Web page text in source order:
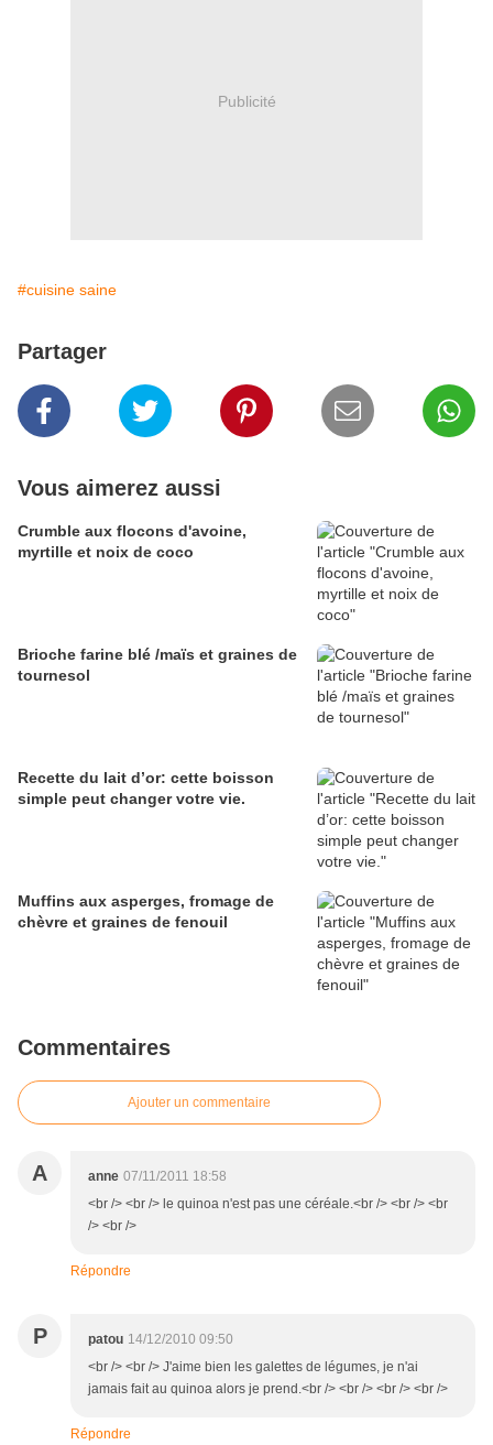
Publicité
#cuisine saine
Partager
Vous aimerez aussi
Crumble aux flocons d'avoine,
myrtille et noix de coco
Brioche farine blé /maïs et graines de
tournesol
Recette du lait d’or: cette boisson
simple peut changer votre vie.
Muffins aux asperges, fromage de
chèvre et graines de fenouil
Commentaires
Ajouter un commentaire
A anne 07/11/2011 18:58
<br /> <br /> le quinoa n'est pas une céréale.<br /> <br /> <br
/> <br />
Répondre
P patou 14/12/2010 09:50
<br /> <br /> J'aime bien les galettes de légumes, je n'ai
jamais fait au quinoa alors je prend.<br /> <br /> <br /> <br />
Répondre